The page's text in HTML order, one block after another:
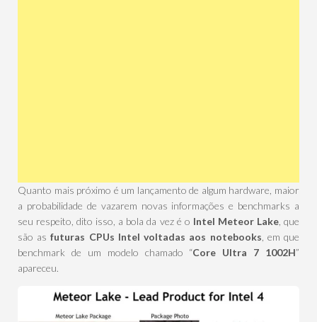
Quanto mais próximo é um lançamento de algum hardware, maior
a probabilidade de vazarem novas informações e benchmarks a
seu respeito, dito isso, a bola da vez é o Intel Meteor Lake, que
são asfuturas CPUs Intel voltadas aos notebooks , em que
benchmark de um modelo chamado “Core Ultra 7 1002H”
apareceu.